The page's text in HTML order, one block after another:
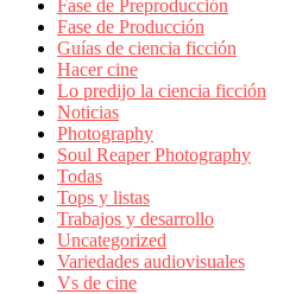
Fase de Preproducción
Fase de Producción
Guías de ciencia ficción
Hacer cine
Lo predijo la ciencia ficción
Noticias
Photography
Soul Reaper Photography
Todas
Tops y listas
Trabajos y desarrollo
Uncategorized
Variedades audiovisuales
Vs de cine